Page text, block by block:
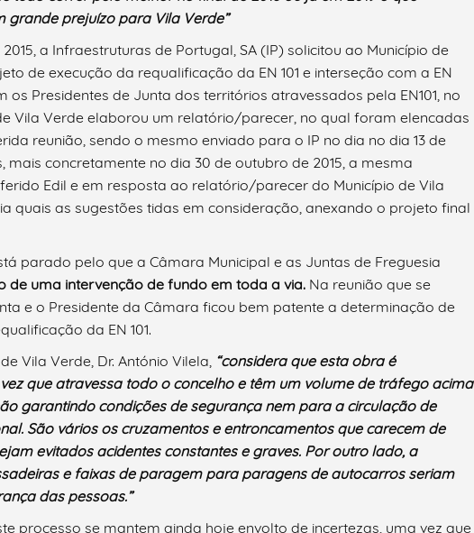
grande prejuízo para Vila Verde”
a Infraestruturas de Portugal, SA (IP) solicitou ao Município de
de execução da requalificação da EN 101 e interseção com a EN
os Presidentes de Junta dos territórios atravessados pela EN101, no
Vila Verde elaborou um relatório/parecer, no qual foram elencadas
reunião, sendo o mesmo enviado para o IP no dia no dia 13 de
mais concretamente no dia 30 de outubro de 2015, a mesma
Edil e em resposta ao relatório/parecer do Município de Vila
quais as sugestões tidas em consideração, anexando o projeto final
parado pelo que a Câmara Municipal e as Juntas de Freguesia
de uma intervenção de fundo em toda a via. Na reunião que se
e o Presidente da Câmara ficou bem patente a determinação de
da EN 101.
Vila Verde, Dr. António Vilela, “considera que esta obra é
que atravessa todo o concelho e têm um volume de tráfego acima
garantindo condições de segurança nem para a circulação de
São vários os cruzamentos e entroncamentos que carecem de
evitados acidentes constantes e graves. Por outro lado, a
e faixas de paragem para paragens de autocarros seriam
das pessoas.”
processo se mantem ainda hoje envolto de incertezas, uma vez que